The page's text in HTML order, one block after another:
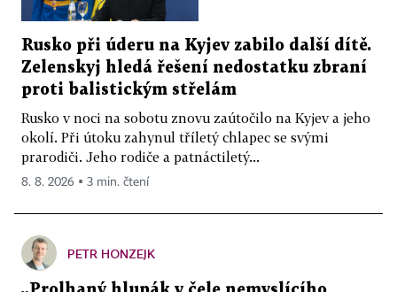
Rusko při úderu na Kyjev zabilo další dítě.
Zelenskyj hledá řešení nedostatku zbraní
proti balistickým střelám
Rusko v noci na sobotu znovu zaútočilo na Kyjev a jeho
okolí. Při útoku zahynul tříletý chlapec se svými
prarodiči. Jeho rodiče a patnáctiletý...
8. 8. 2026 ▪ 3 min. čtení
PETR HONZEJK